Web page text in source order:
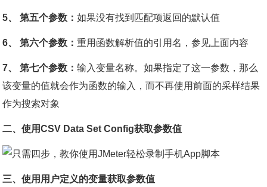
5、 第五个参数：如果没有找到匹配项返回的默认值
6、 第六个参数：重用函数解析值的引用名，参见上面内容
7、 第七个参数：输入变量名称。如果指定了这一参数，那么
该变量的值就会作为函数的输入，而不再使用前面的采样结果
作为搜索对象
二、使用CSV Data Set Config获取参数值
三、使用用户定义的变量获取参数值